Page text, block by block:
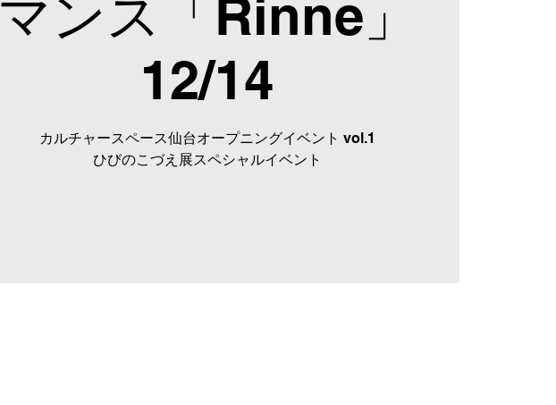
マンス「Rinne」
12/14
カルチャースペース仙台オープニングイベント vol.1
ひびのこづえ展スペシャルイベント